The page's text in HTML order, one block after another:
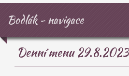
Bodlák - navigace
Denní menu 29.8.2023